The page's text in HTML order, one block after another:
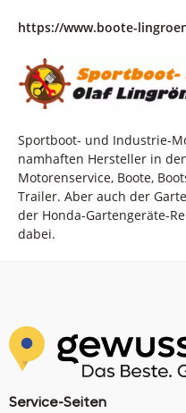
https://www.boote-
Sportboot- und Industrie-
namhaften Hersteller in
Motorenservice, Boote,
Trailer. Aber auch der
der Honda-Gartengeräte-
dabei.
Service-Seiten